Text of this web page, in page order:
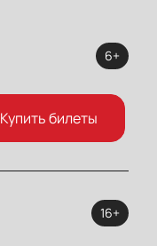
6+
Купить билеты
16+